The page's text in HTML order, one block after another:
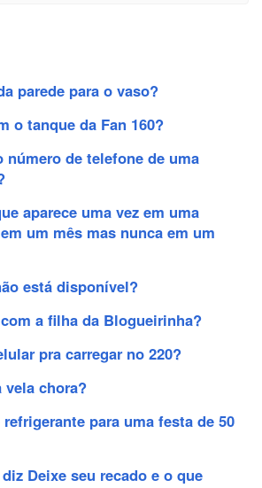
parede para o vaso?
o tanque da Fan 160?
número de telefone de uma
aparece uma vez em uma
um mês mas nunca em um
está disponível?
a filha da Blogueirinha?
pra carregar no 220?
vela chora?
para uma festa de 50
Deixe seu recado e o que